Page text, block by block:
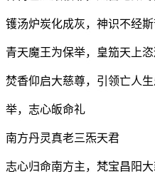
镬汤炉炭化成灰，神识不经斯
青天魔王为保举，皇笳天上恣
焚香仰启大慈尊，引领亡人生
举，志心皈命礼
南方丹灵真老三炁天君
志心归命南方主，梵宝昌阳大